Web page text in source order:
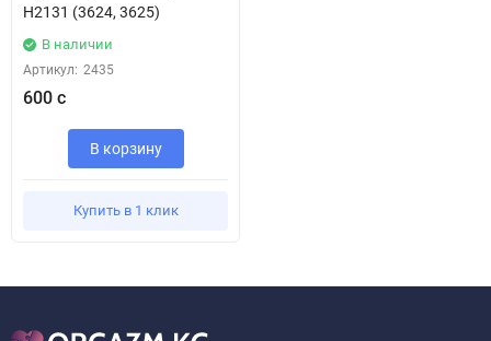
H2131 (3624, 3625)
В наличии
Артикул: 2435
600 с
В корзину
Купить в 1 клик